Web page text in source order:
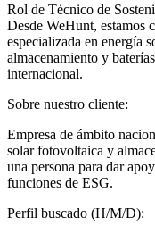
Rol de Técnico de
Desde WeHunt, estamos
especializada en energía
almacenamiento y
internacional.
Sobre nuestro cliente:
Empresa de ámbito
solar fotovoltaica y
una persona para dar
funciones de ESG.
Perfil buscado (H/M/D):